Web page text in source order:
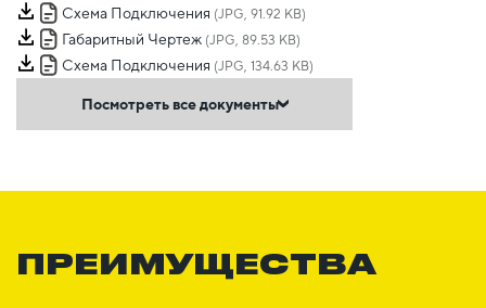
Схема Подключения (JPG, 91.92 KB)
Габаритный Чертеж (JPG, 89.53 KB)
Схема Подключения (JPG, 134.63 KB)
Посмотреть все документы
ПРЕИМУЩЕСТВА